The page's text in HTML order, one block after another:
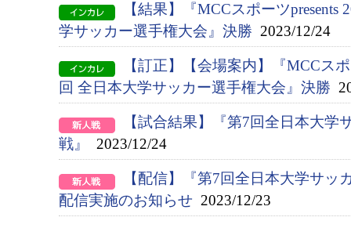
【結果】『MCCスポーツ
学サッカー選手権大会』決勝 2023/12/24
【訂正】【会場案内】『MCCス
回 全日本大学サッカー選手権大会』決勝
【試合結果】『第7回全日本大学
戦』
2023/12/24
【配信】『第7回全日本大学サッ
配信実施のお知らせ 2023/12/23